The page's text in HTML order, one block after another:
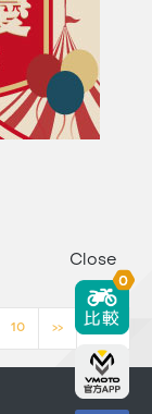
10 >> [23]
Close
0